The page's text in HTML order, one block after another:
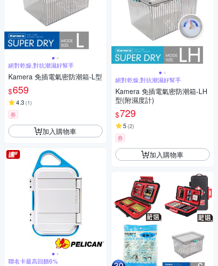
絕對乾燥,對抗潮濕好幫手
Kamera 免插電氣密防潮箱-L型
$659
4.3 (1)
券
加入購物車
聯名卡最高回饋6%
絕對乾燥,對抗潮濕好幫手
Kamera 免插電氣密防潮箱-LH
型(附濕度計)
$729
5 (2)
券
加入購物車